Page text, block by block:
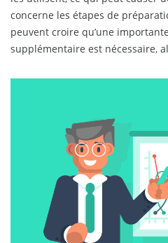
concerne les étapes de
peuvent croire qu’une
supplémentaire est nécessaire,